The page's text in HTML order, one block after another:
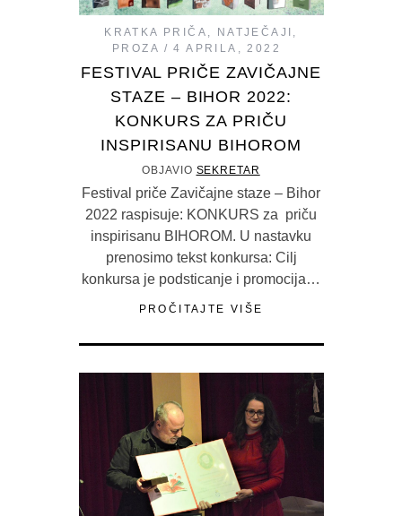
KRATKA PRIČA , NATJEČAJI ,
PROZA
4 APRILA, 2022
FESTIVAL PRIČE ZAVIČAJNE
STAZE – BIHOR 2022:
KONKURS ZA PRIČU
INSPIRISANU BIHOROM
OBJAVIO SEKRETAR
Festival priče Zavičajne staze – Bihor
2022 raspisuje: KONKURS za priču
inspirisanu BIHOROM. U nastavku
prenosimo tekst konkursa: Cilj
konkursa je podsticanje i promocija…
PROČITAJTE VIŠE